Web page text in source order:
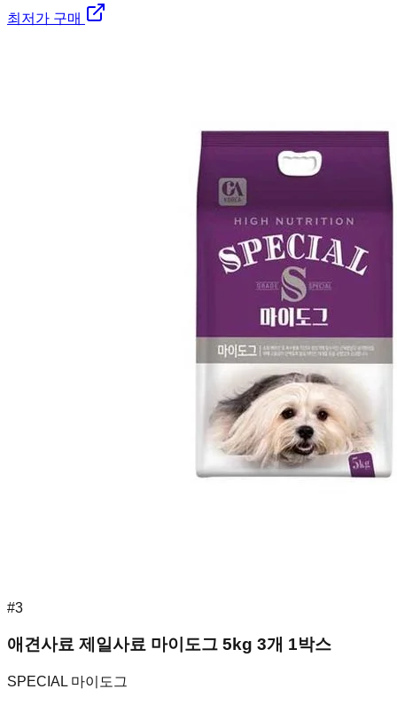
최저가 구매
#3
애견사료 제일사료 마이도그 5kg 3개 1박스
SPECIAL 마이도그